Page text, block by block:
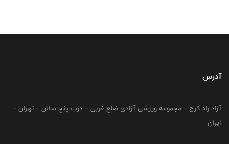
آدرس
آزاد راه کرج – مجموعه ورزشی آزادی ضلع غربی – درب پنج سالن – تهران –
ایران